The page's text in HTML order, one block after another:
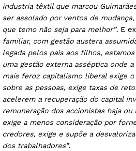
industria têxtil que marcou
ser assolado por ventos de
que temo não seja para melhor”. E
familiar, com gestão austera
legada pelos pais aos filhos,
uma gestão externa asséptica onde
mais feroz capitalismo liberal exige
sobre as pessoas, exige taxas de
acelerem a recuperação do capital
remuneração dos accionistas haja ou
exige a menos consideração por
credores, exige e supõe a
dos trabalhadores”.